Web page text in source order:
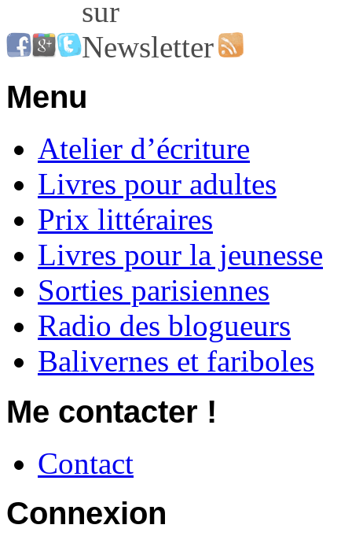
Menu
Atelier d’écriture
Livres pour adultes
Prix littéraires
Livres pour la jeunesse
Sorties parisiennes
Radio des blogueurs
Balivernes et fariboles
Me contacter !
Contact
Connexion